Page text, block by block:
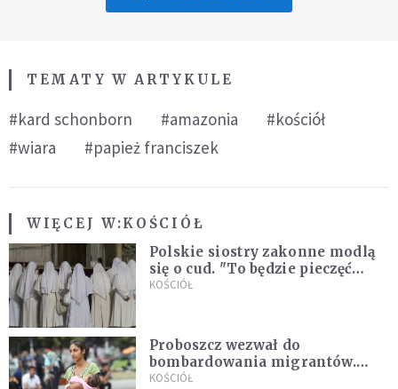
TEMATY W ARTYKULE
#kard schonborn #amazonia
#kościół
#wiara
#papież franciszek
WIĘCEJ W:KOŚCIÓŁ
Polskie siostry zakonne modlą
się o cud. "To będzie pieczęć
Pana Boga dla naszej wiary"
KOŚCIÓŁ
Proboszcz wezwał do
bombardowania migrantów.
"Masowy ogień przeciwko
KOŚCIÓŁ